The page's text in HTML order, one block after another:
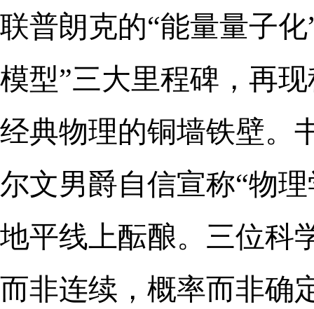
联普朗克的“能量量子
模型”三大里程碑，再
经典物理的铜墙铁壁。
尔文男爵自信宣称“物
地平线上酝酿。三位科
而非连续，概率而非确